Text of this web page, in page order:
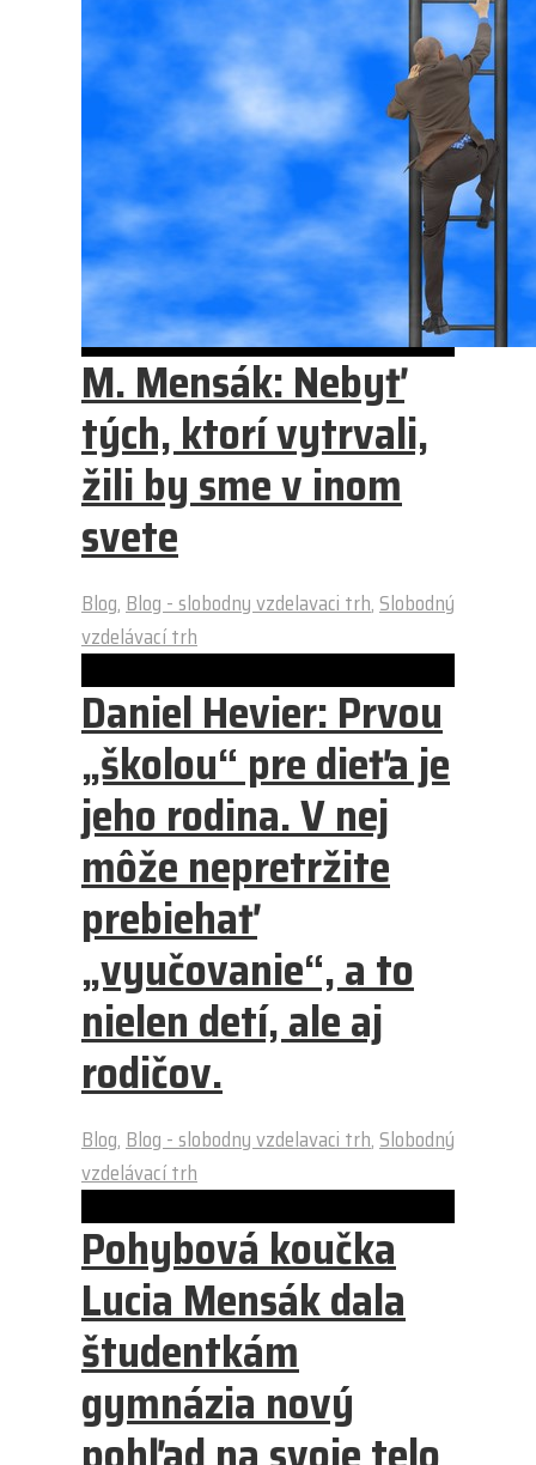
M. Mensák: Nebyť
tých, ktorí vytrvali,
žili by sme v inom
svete
Blog, Blog - slobodny vzdelavaci trh, Slobodný
vzdelávací trh
Daniel Hevier: Prvou
„školou“ pre dieťa je
jeho rodina. V nej
môže nepretržite
prebiehať
„vyučovanie“, a to
nielen detí, ale aj
rodičov.
Blog, Blog - slobodny vzdelavaci trh, Slobodný
vzdelávací trh
Pohybová koučka
Lucia Mensák dala
študentkám
gymnázia nový